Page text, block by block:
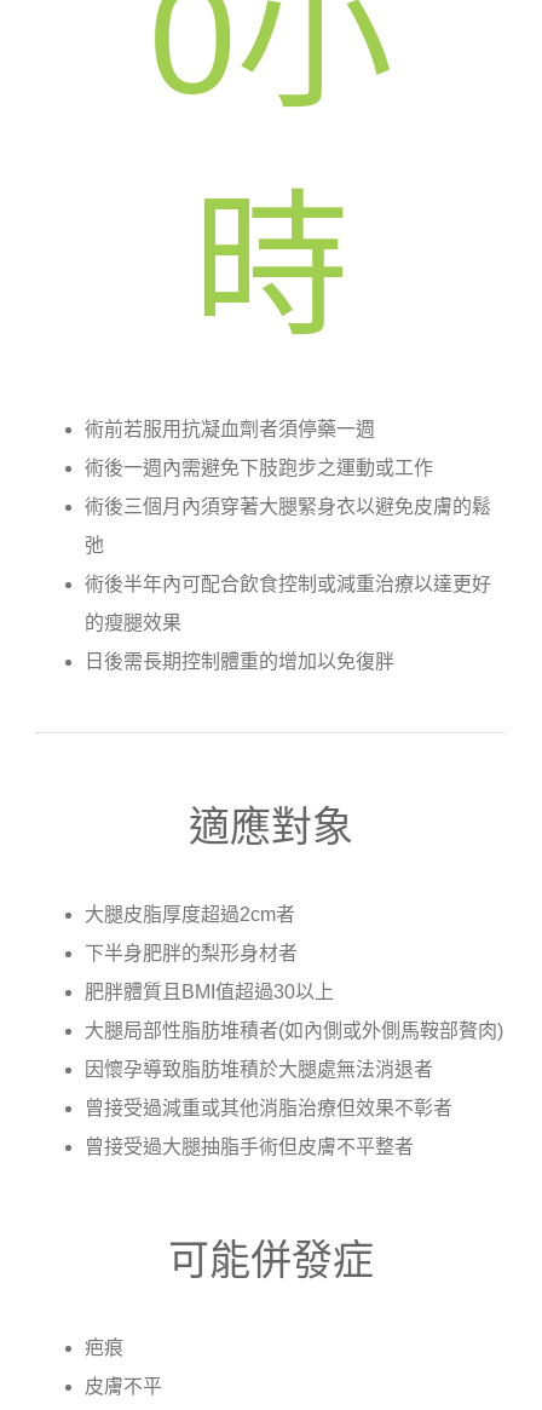
0小
時
術前若服用抗凝血劑者須停藥一週
術後一週內需避免下肢跑步之運動或工作
術後三個月內須穿著大腿緊身衣以避免皮膚的鬆
弛
術後半年內可配合飲食控制或減重治療以達更好
的瘦腿效果
日後需長期控制體重的增加以免復胖
適應對象
大腿皮脂厚度超過2cm者
下半身肥胖的梨形身材者
肥胖體質且BMI值超過30以上
大腿局部性脂肪堆積者(如內側或外側馬鞍部贅肉)
因懷孕導致脂肪堆積於大腿處無法消退者
曾接受過減重或其他消脂治療但效果不彰者
曾接受過大腿抽脂手術但皮膚不平整者
可能併發症
疤痕
皮膚不平